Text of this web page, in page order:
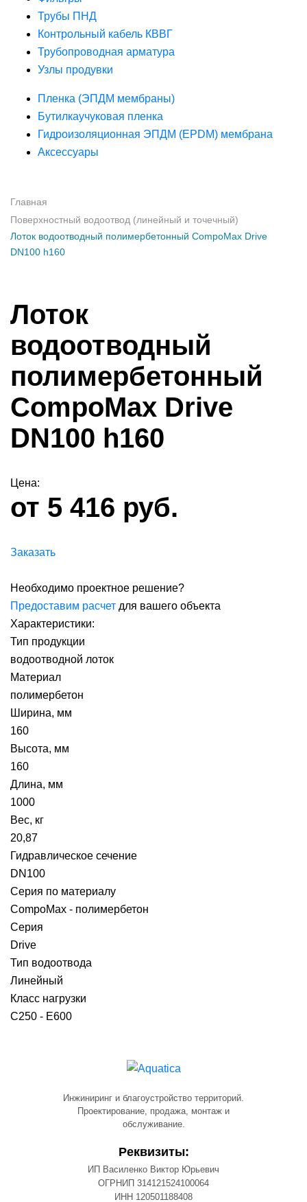
Трубы ПНД
Контрольный кабель КВВГ
Трубопроводная арматура
Узлы продувки
Пленка (ЭПДМ мембраны)
Бутилкаучуковая пленка
Гидроизоляционная ЭПДМ (EPDM) мембрана
Аксессуары
Главная
Поверхностный водоотвод (линейный и точечный)
Лоток водоотводный полимербетонный CompoMax Drive
DN100 h160
Лоток
водоотводный
полимербетонный
CompoMax Drive
DN100 h160
Цена:
от 5 416 руб.
Заказать
Необходимо проектное решение?
Предоставим расчет для вашего объекта
Характеристики:
Тип продукции
водоотводной лоток
Материал
полимербетон
Ширина, мм
160
Высота, мм
160
Длина, мм
1000
Вес, кг
20,87
Гидравлическое сечение
DN100
Серия по материалу
CompoMax - полимербетон
Серия
Drive
Тип водоотвода
Линейный
Класс нагрузки
C250 - E600
Инжиниринг и благоустройство территорий.
Проектирование, продажа, монтаж и
обслуживание.
Реквизиты:
ИП Василенко Виктор Юрьевич
ОГРНИП 314121524100064
ИНН 120501188408